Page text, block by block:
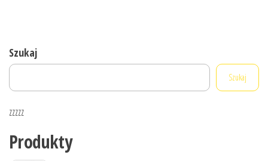
Szukaj
Szukaj
zzzzz
Produkty